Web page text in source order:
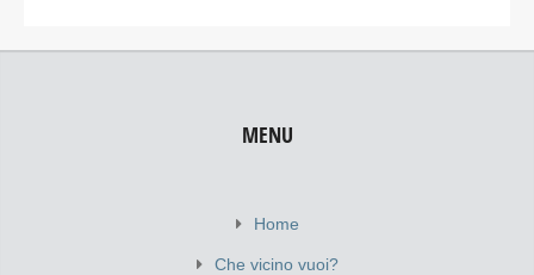
MENU
Home
Che vicino vuoi?